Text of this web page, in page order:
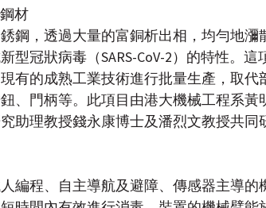
材
鋼，透過大量的富銅析出相，均勻地瀰
型冠狀病毒（SARS-CoV-2）的特性。
有的成熟工業技術進行批量生產，取代
、門柄等。此項目由港大機械工程系黃
助理教授錢永康博士及潘烈文教授共同
編程、自主導航及避障、傳感器主導的